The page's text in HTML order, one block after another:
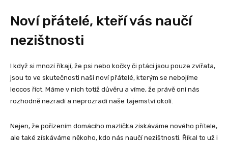
Noví přátelé, kteří vás naučí
nezištnosti
I když si mnozí říkají, že psi nebo kočky či ptáci jsou pouze zvířata,
jsou to ve skutečnosti naši noví přátelé, kterým se nebojíme
leccos říct. Máme v nich totiž důvěru a víme, že právě oni nás
rozhodně nezradí a neprozradí naše tajemství okolí.
Nejen, že pořízením domácího mazlíčka získáváme nového přítele,
ale také získáváme někoho, kdo nás naučí nezištnosti. Říkal to už i